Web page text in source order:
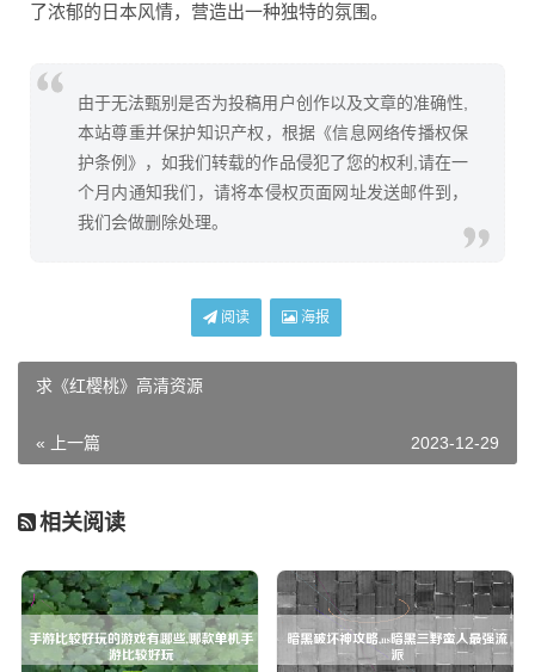
了浓郁的日本风情，营造出一种独特的氛围。
由于无法甄别是否为投稿用户创作以及文章的准确性,
本站尊重并保护知识产权，根据《信息网络传播权保
护条例》，如我们转载的作品侵犯了您的权利,请在一
个月内通知我们，请将本侵权页面网址发送邮件到，
我们会做删除处理。
阅读 海报
求《红樱桃》高清资源
« 上一篇 2023-12-29
相关阅读